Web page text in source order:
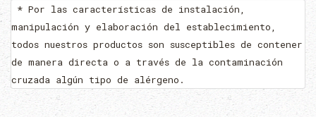
* Por las características de instalación,
manipulación y elaboración del establecimiento,
todos nuestros productos son susceptibles de contener
de manera directa o a través de la contaminación
cruzada algún tipo de alérgeno.